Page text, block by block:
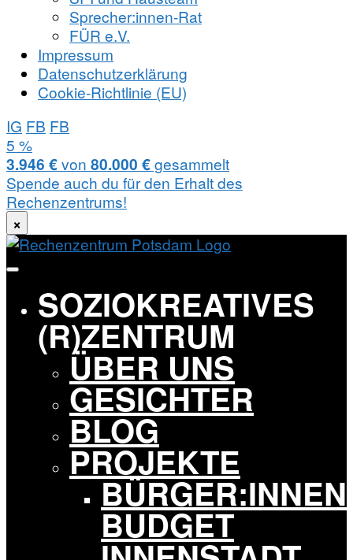
Sprecher:innen-Rat
FÜR e.V.
Impressum
Datenschutzerklärung
Cookie-Richtlinie (EU)
IG FB FB
Zum
Inhalt
springen
5 %
3.946 €von 80.000 €gesammelt
Spende auch du für den Erhalt des
Rechenzentrums!
×
Rechenzentrum
Potsdam
SOZIOKREATIVES
(R)ZENTRUM
ÜBER UNS
GESICHTER
BLOG
PROJEKTE
BÜRGER:INNEN
BUDGET